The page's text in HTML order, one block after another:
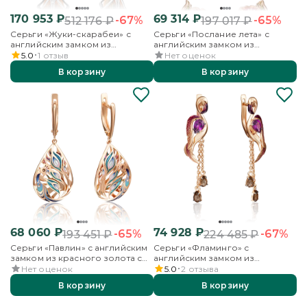
170 953 ₽512 176₽-67%
Серьги «Жуки-скарабеи» с
английским замком из
красного золота с миксом
камней и эмалью
5.0 1 отзыв
В корзину
69 314₽197 017₽-65%
Серьги «Послание лета» с
английским замком из
красного золота с эмалью
Нет оценок
В корзину
68 060₽193 451₽-65%
Серьги «Павлин» с английским
замком из красного золота с
эмалью
Нет оценок
В корзину
74 928 ₽224 485₽-67%
Серьги «Фламинго» с
английским замком из
красного золота с гранатом,
кварцем дымчатым и эмалью
5.0 2 отзыва
В корзину